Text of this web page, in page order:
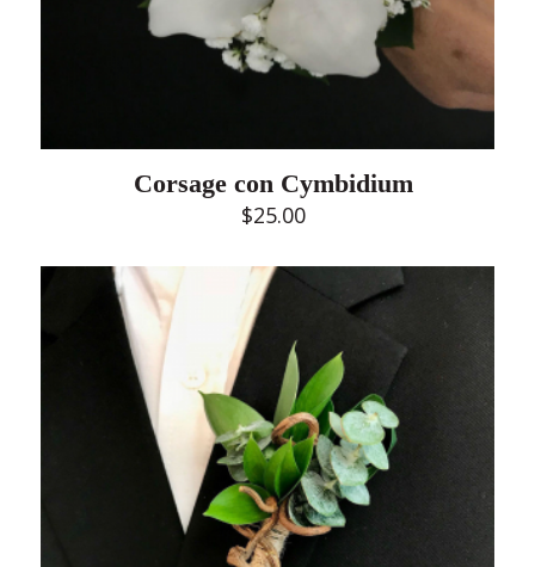
Corsage con Cymbidium
$25.00